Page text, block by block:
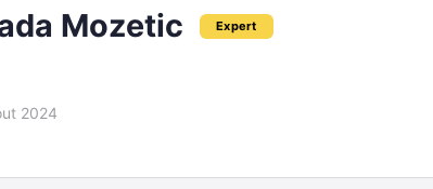
Mozetic Expert
2024